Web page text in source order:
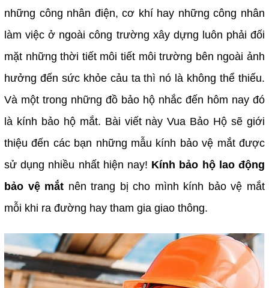
những công nhân điện, cơ khí hay những công nhân
làm việc ở ngoài công trường xây dựng luôn phải đối
mặt những thời tiết môi tiết môi trường bên ngoài ảnh
hưởng đến sức khỏe cảu ta thì nó là không thể thiếu.
Và một trong những đồ bảo hộ nhắc đến hôm nay đó
là kính bảo hộ mắt. Bài viết này Vua Bảo Hộ sẽ giới
thiệu đến các bạn những mẫu kính bảo vệ mắt được
sử dụng nhiều nhất hiện nay! Kính bảo hộ lao động
bảo vệ mắt nên trang bị cho mình kính bảo vệ mắt
mỗi khi ra đường hay tham gia giao thông.